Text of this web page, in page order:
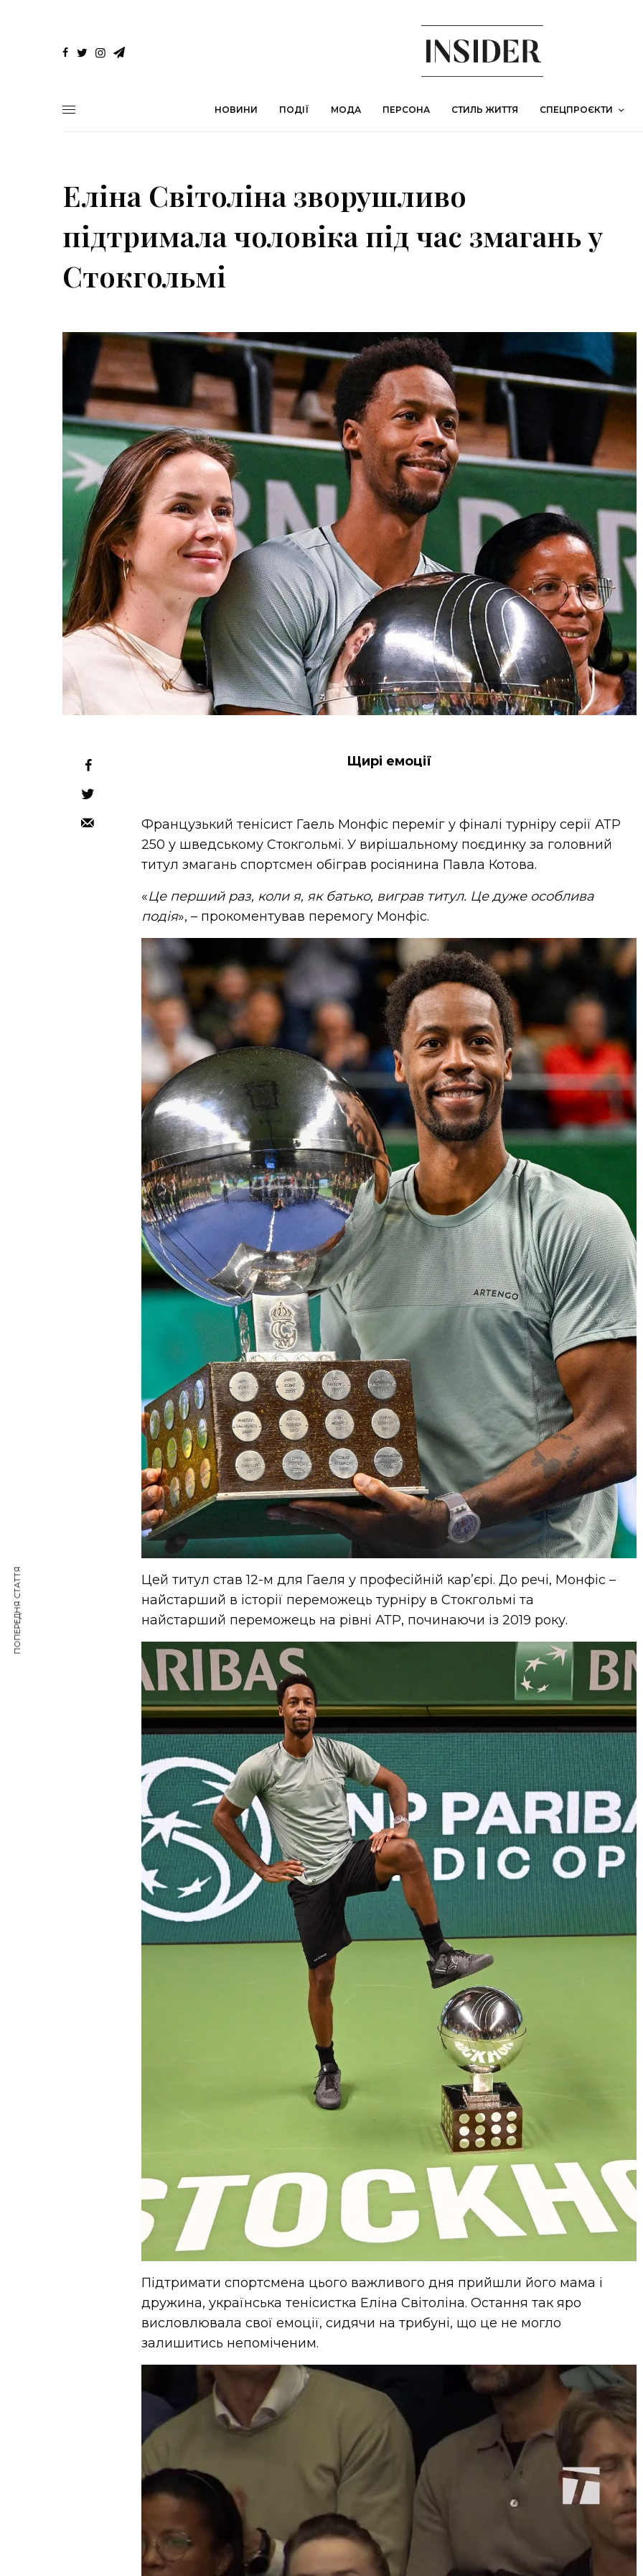
НОВИНИ ПОДІЇ МОДА ПЕРСОНА СТИЛЬ ЖИТТЯ СПЕЦПРОЄКТИ
Еліна Світоліна зворушливо
підтримала чоловіка під час змагань у
Стокгольмі
Щирі емоції
Французький тенісист Гаель Монфіс переміг у фіналі турніру серії АТР
250 у шведському Стокгольмі. У вирішальному поєдинку за головний
титул змагань спортсмен обіграв росіянина Павла Котова.
«Це перший раз, коли я, як батько, виграв титул. Це дуже особлива
подія», – прокоментував перемогу Монфіс.
Цей титул став 12-м для Гаеля у професійній кар’єрі. До речі, Монфіс –
найстарший в історії переможець турніру в Стокгольмі та
найстарший переможець на рівні АТР, починаючи із 2019 року.
Підтримати спортсмена цього важливого дня прийшли його мама і
дружина, українська тенісистка Еліна Світоліна. Остання так яро
висловлювала свої емоції, сидячи на трибуні, що це не могло
залишитись непоміченим.
ПОПЕРЕДНЯ СТАТТЯ